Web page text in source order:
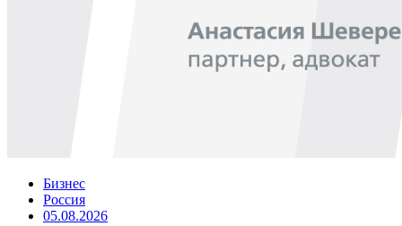
Бизнес
Россия
05.08.2026